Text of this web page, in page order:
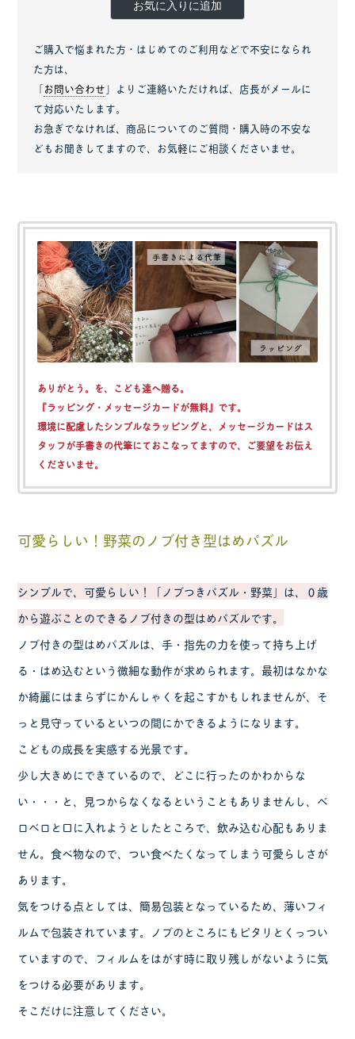
お気に入りに追加
ご購入で悩まれた方・はじめてのご利用などで不安になられ
た方は、
「お問い合わせ 」よりご連絡いただければ、店長がメールに
て対応いたします。
お急ぎでなければ、商品についてのご質問・購入時の不安な
どもお聞きしてますので、お気軽にご相談くださいませ。
ありがとう。を、こども達へ贈る。
『ラッピング・メッセージカードが無料』 です。
環境に配慮したシンプルなラッピングと、メッセージカードはス
タッフが手書きの代筆にておこなってますので、ご要望をお伝え
くださいませ。
可愛らしい！野菜のノブ付き型はめパズル
シンプルで、可愛らしい！「ノブつきパズル・野菜」は、０歳
から遊ぶことのできるノブ付きの型はめパズルです。
ノブ付きの型はめパズルは、手・指先の力を使って持ち上げ
る・はめ込むという微細な動作が求められます。最初はなかな
か綺麗にはまらずにかんしゃくを起こすかもしれませんが、そ
っと見守っているといつの間にかできるようになります。
こどもの成長を実感する光景です。
少し大きめにできているので、どこに行ったのかわからな
い・・・と、見つからなくなるということもありませんし、ベ
ロベロと口に入れようとしたところで、飲み込む心配もありま
せん。食べ物なので、つい食べたくなってしまう可愛らしさが
あります。
気をつける点としては、簡易包装となっているため、薄いフィ
ルムで包装されています。ノブのところにもピタリとくっつい
ていますので、フィルムをはがす時に取り残しがないように気
をつける必要があります。
そこだけに注意してください。